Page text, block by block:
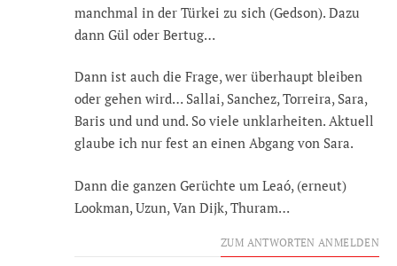
manchmal in der Türkei zu sich (Gedson). Dazu
dann Gül oder Bertug…
Dann ist auch die Frage, wer überhaupt bleiben
oder gehen wird… Sallai, Sanchez, Torreira, Sara,
Baris und und und. So viele unklarheiten. Aktuell
glaube ich nur fest an einen Abgang von Sara.
Dann die ganzen Gerüchte um Leaó, (erneut)
Lookman, Uzun, Van Dijk, Thuram…
ZUM ANTWORTEN ANMELDEN